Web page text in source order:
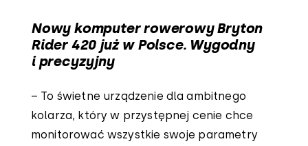
Nowy komputer rowerowy Bryton
Rider 420 już w Polsce. Wygodny
i precyzyjny
– To świetne urządzenie dla ambitnego
kolarza, który w przystępnej cenie chce
monitorować wszystkie swoje parametry